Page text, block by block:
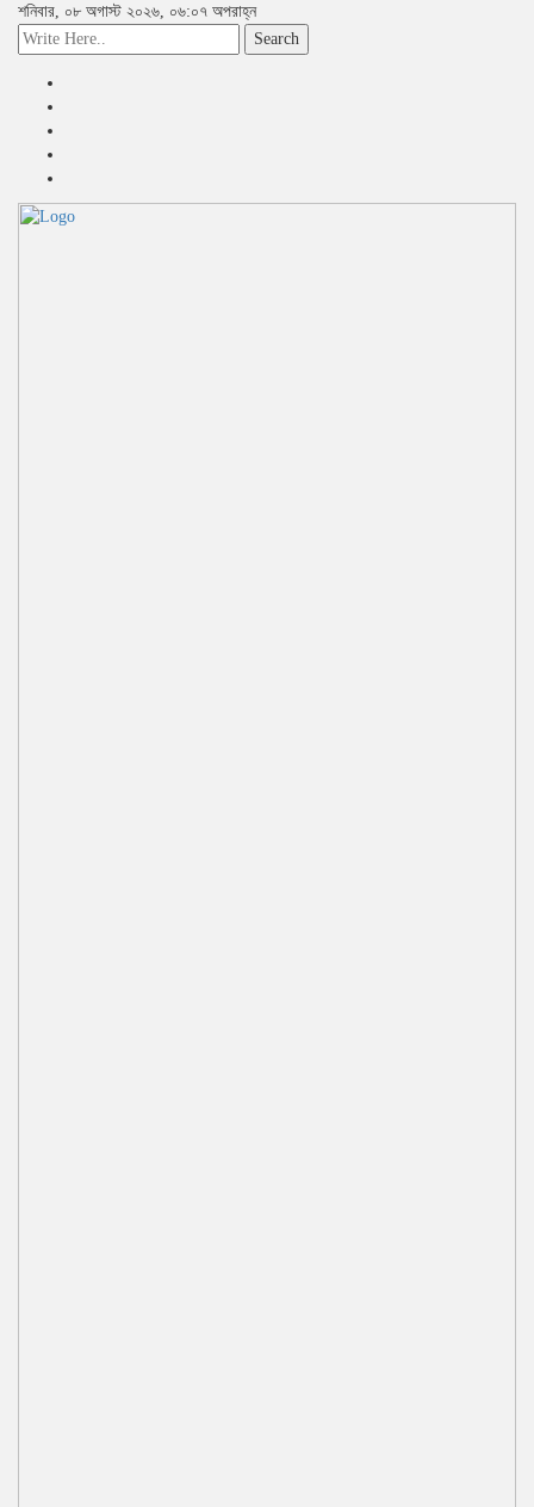
শনিবার, ০৮ অগাস্ট ২০২৬, ০৬:০৭ অপরাহ্ন
Search